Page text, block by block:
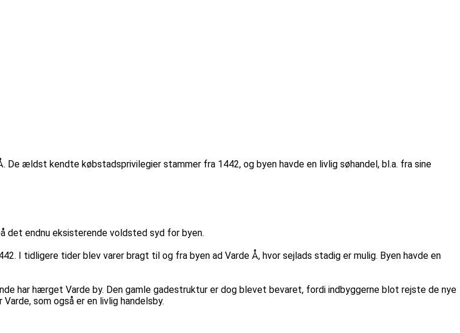
ældst kendte købstadsprivilegier stammer fra 1442, og byen havde en livlig søhandel, bl.a. fra sine
det endnu eksisterende voldsted syd for byen.
I tidligere tider blev varer bragt til og fra byen ad Varde Å, hvor sejlads stadig er mulig. Byen havde en
har hærget Varde by. Den gamle gadestruktur er dog blevet bevaret, fordi indbyggerne blot rejste de nye
som også er en livlig handelsby.